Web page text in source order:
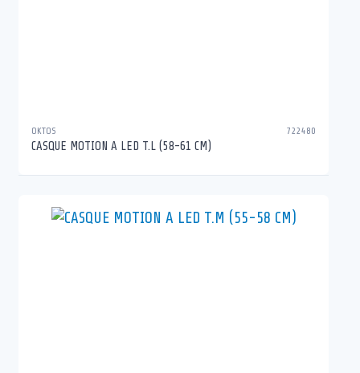
OKTOS 722480
CASQUE MOTION A LED T.L (58-61 CM)